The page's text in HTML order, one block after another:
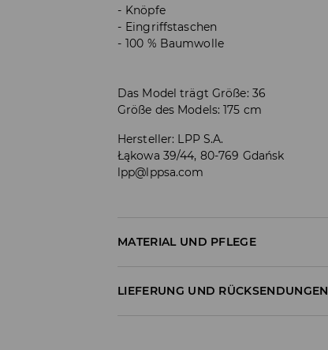
Knöpfe
Eingriffstaschen
100 % Baumwolle
Das Model trägt Größe: 36
Größe des Models: 175 cm
Hersteller: LPP S.A.
Łąkowa 39/44, 80-769 Gdańsk
lpp@lppsa.com
MATERIAL UND PFLEGE
ERSTER STOFF 100% BAUMWOLLE
LIEFERUNG UND RÜCKSENDUNGEN